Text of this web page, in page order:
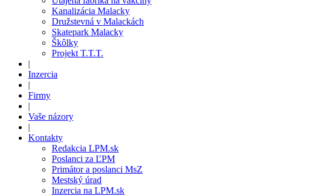
Kanalizácia Malacky
Družstevná v Malackách
Skatepark Malacky
Škôlky
Projekt T.T.T.
|
Inzercia
|
Firmy
|
Vaše názory
|
Kontakty
Redakcia LPM.sk
Poslanci za ĽPM
Primátor a poslanci MsZ
Mestský úrad
Inzercia na LPM.sk